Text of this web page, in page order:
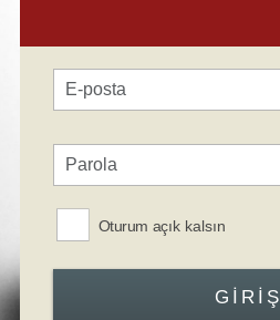
Oturum açık kalsın
GIRIŞ